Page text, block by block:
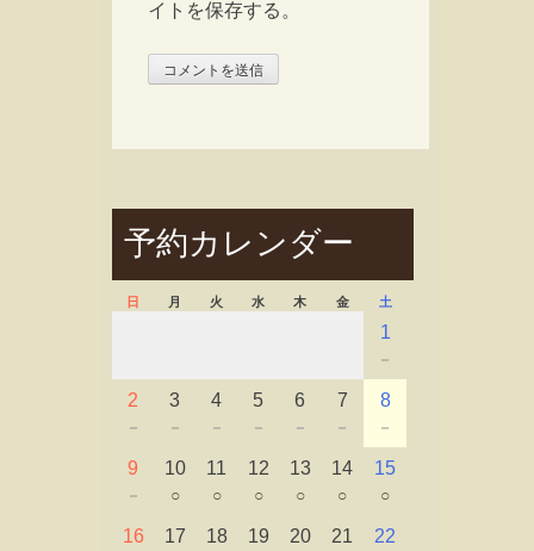
イトを保存する。
予約カレンダー
日 月 火 水 木 金 土
1
－
2
－
3
－
4
－
5
－
6
－
7
－
8
－
9
－
10
○
11
○
12
○
13
○
14
○
15
○
16 17 18 19 20 21 22